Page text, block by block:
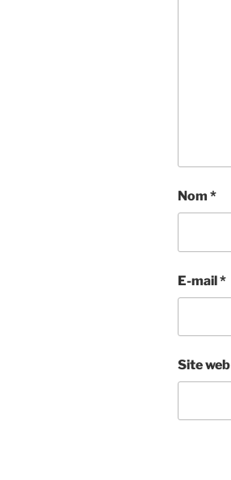
Nom *
E-mail*
Site web